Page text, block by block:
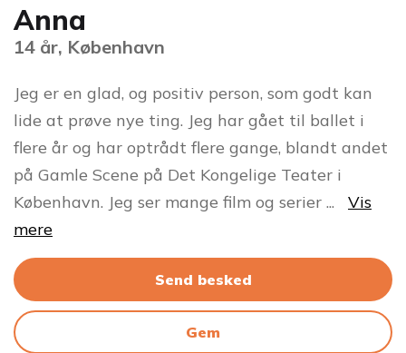
Anna
14 år, København
Jeg er en glad, og positiv person, som godt kan
lide at prøve nye ting. Jeg har gået til ballet i
flere år og har optrådt flere gange, blandt andet
på Gamle Scene på Det Kongelige Teater i
København. Jeg ser mange film og serier ...
Vis
mere
Send besked
Gem